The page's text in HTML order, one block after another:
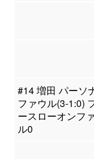
#14 増田 パーソ
ファウル(3-1:0)
ースローオンフ
ル0